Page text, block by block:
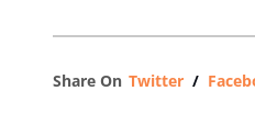
Share On Twitter /